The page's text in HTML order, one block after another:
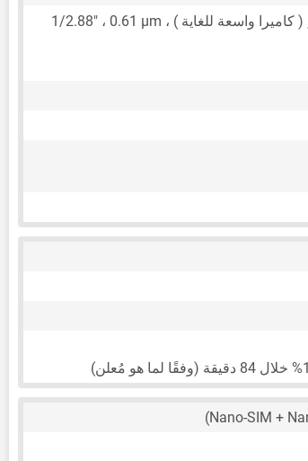
0.61 μm ، 1/2.88"